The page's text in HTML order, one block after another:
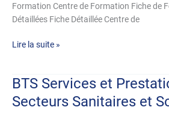
Formation Centre de Formation Fiche de
Détaillées Fiche Détaillée Centre de
Lire la suite »
BTS Services et
Secteurs Sanitaires et
BTS
Services
et